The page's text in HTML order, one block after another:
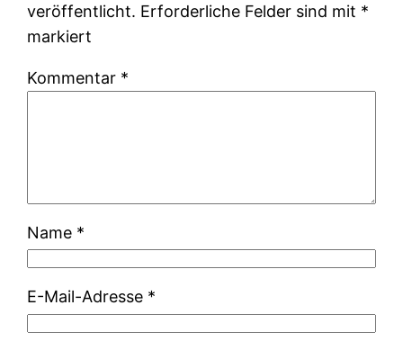
veröffentlicht. Erforderliche Felder sind mit *
markiert
Kommentar *
Name *
E-Mail-Adresse *